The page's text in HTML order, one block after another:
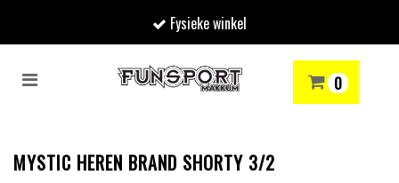
Fysieke winkel
Toggle
0
SKIËN WINTERSPORTSHOP
MYSTIC HEREN BRAND SHORTY 3/2